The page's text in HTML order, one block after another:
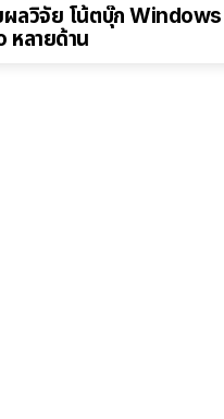
ลวิจัย โน้ตบุ๊ก Windows
หลายด้าน